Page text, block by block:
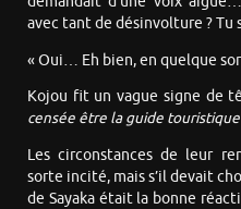
avec tant de désinvolture ? Tu
« Oui… Eh bien, en quelque
Kojou fit un vague signe de
censée être la guide touristique
Les circonstances de leur
sorte incité, mais s’il devait
de Sayaka était la bonne